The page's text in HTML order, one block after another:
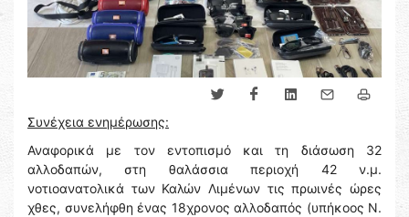
Συνέχεια ενημέρωσης:
Αναφορικά με τον εντοπισμό και τη διάσωση 32
αλλοδαπών, στη θαλάσσια περιοχή 42 ν.μ.
νοτιοανατολικά των Καλών Λιμένων τις πρωινές ώρες
χθες, συνελήφθη ένας 18χρονος αλλοδαπός (υπήκοος Ν.